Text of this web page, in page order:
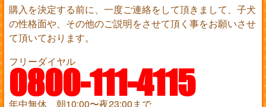
購入を決定する前に、一度ご連絡をして頂きまして、子犬
の性格面や、その他のご説明をさせて頂く事をお願いさせ
て頂いております。
フリーダイヤル
0800-111-4115
年中無休 朝10:00〜夜23:00まで